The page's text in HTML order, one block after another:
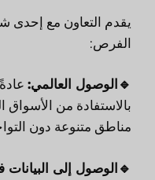
يقدم التعاون مع إحدى
الفرص:
🔹 الوصول العالمي:
بالاستفادة من
مناطق متنوعة دون
🔹 الوصول إلى